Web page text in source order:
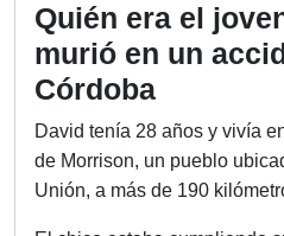
Quién era el
murió en un
Córdoba
David tenía 28 años y vivía
de Morrison, un pueblo
Unión, a más de 190